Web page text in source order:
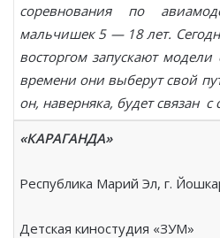
соревнования по
мальчишек 5 — 18 лет.
восторгом запускают
времени они выберут свой
он, наверняка, будет связан с
«КАРАГАНДА»
Республика Марий Эл, г.
Детская киностудия «ЗУМ»